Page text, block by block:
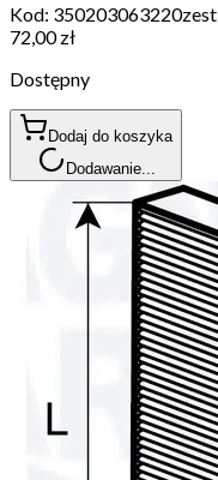
Kod: 350203063220zest
72,00 zł
Dostępny
Dodaj do koszyka
Dodawanie...